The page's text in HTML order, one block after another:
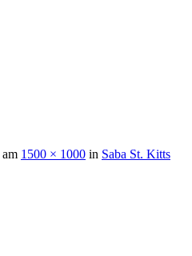
am 1500 × 1000 in Saba St. Kitts